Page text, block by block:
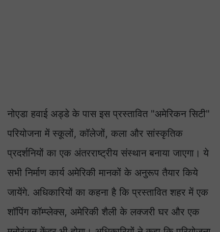
नोएडा हवाई अड्डे के पास इस प्रस्तावित "अमेरिकन सिटी"
परियोजना में स्कूलों, कॉलेजों, कला और सांस्कृतिक
प्रदर्शनियों का एक अंतरराष्ट्रीय संस्थान बनाया जाएगा। ये
सभी निर्माण कार्य अमेरिकी मानकों के अनुरूप तैयार किये
जायेंगे. अधिकारियों का कहना है कि प्रस्तावित शहर में एक
शॉपिंग कॉम्प्लेक्स, अमेरिकी शैली के लक्जरी घर और एक